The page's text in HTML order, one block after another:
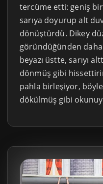
tercüme etti: geniş
sarıya doyurup alt
dönüştürdü. Dikey
göründüğünden
beyazı üstte, sarıyı
dönmüş gibi
pahla birleşiyor,
dökülmüş gibi